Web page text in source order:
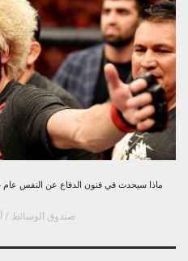
صندوق الوسائط /